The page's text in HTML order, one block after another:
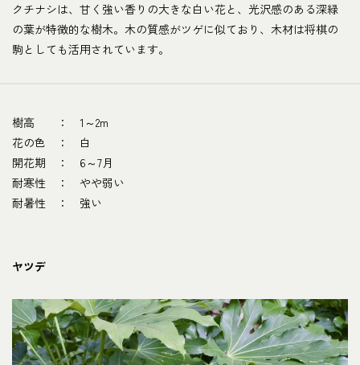
クチナシは、甘く強い香りの大きな白い花と、光沢感のある深緑
の葉が特徴的な樹木。木の質感がツゲに似ており、木材は将棋の
駒としても活用されています。
樹高 ： 1～2m
花の色 ： 白
開花期 ： 6～7月
耐寒性 ： やや弱い
耐暑性 ： 強い
ヤツデ